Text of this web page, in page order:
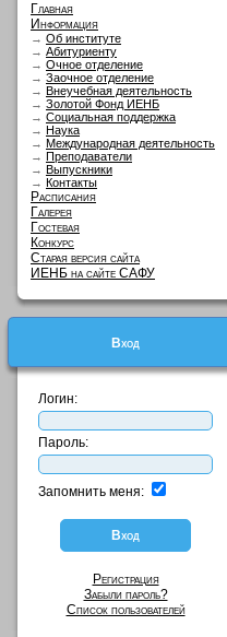
Главная
Информация
→ Об институте
→ Абитуриенту
→ Очное отделение
→ Заочное отделение
→ Внеучебная деятельность
→ Золотой Фонд ИЕНБ
→ Социальная поддержка
→ Наука
→ Международная деятельность
→ Преподаватели
→ Выпускники
→ Контакты
Расписания
Галерея
Гостевая
Конкурс
Старая версия сайта
ИЕНБ на сайте САФУ
Вход
Логин:
Пароль:
Запомнить меня:
Регистрация
Забыли пароль?
Список пользователей